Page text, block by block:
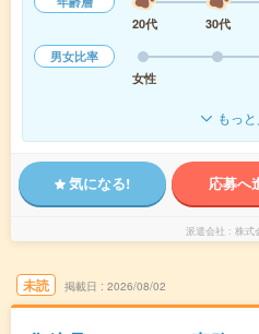
20代
30代
男女比率
女性
もっ
気になる! 応募へ
派遣会社 株式
未読 掲載日 2026/08/02